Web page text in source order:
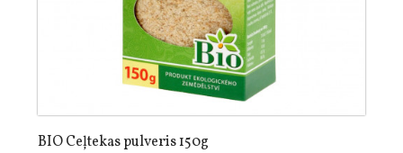
BIO Ceļtekas pulveris 150g